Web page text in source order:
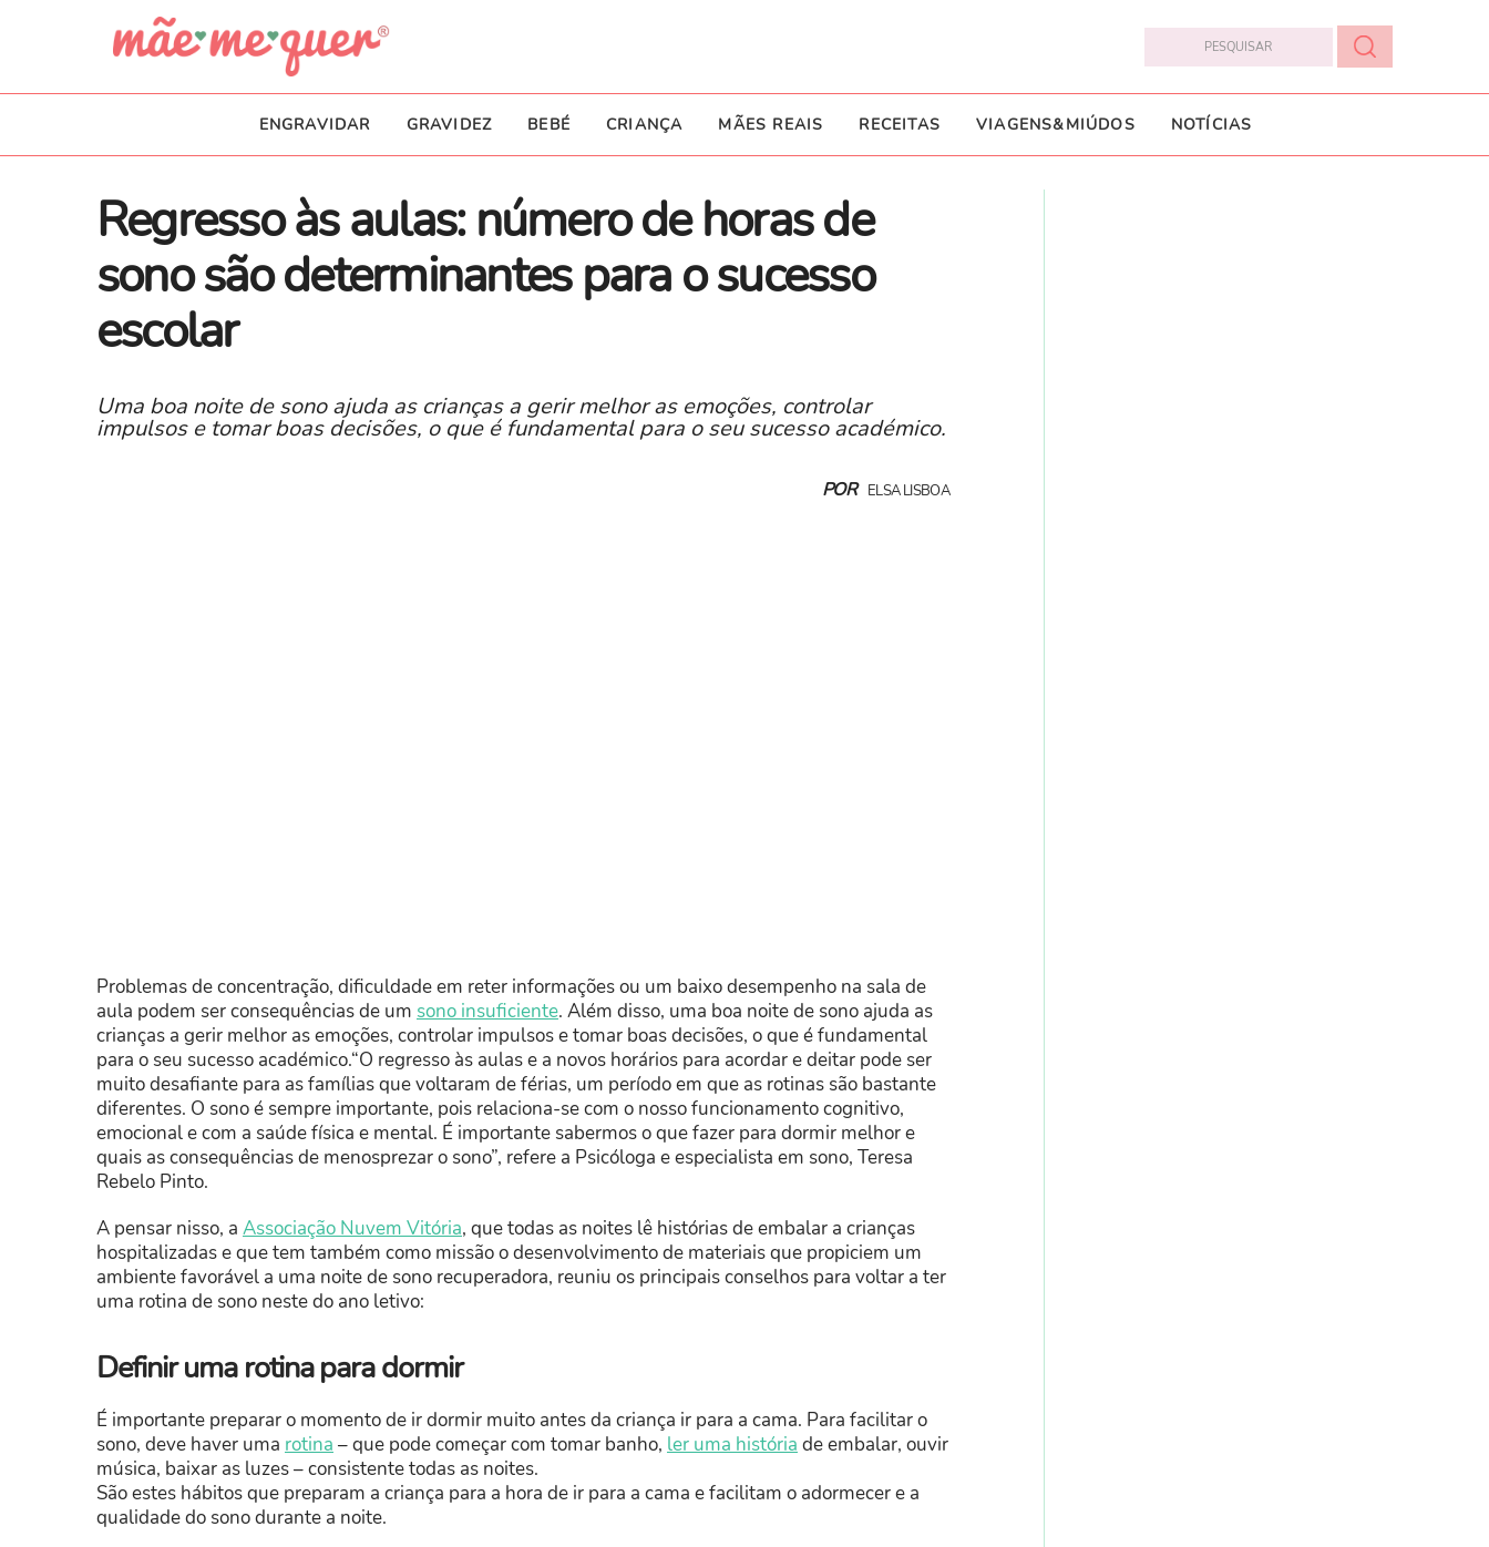
ENGRAVIDAR GRAVIDEZ BEBÉ CRIANÇA MÃES REAIS RECEITAS VIAGENS&MIÚDOS NOTÍCIAS
Regresso às aulas: número de horas de
sono são determinantes para o sucesso
escolar
Uma boa noite de sono ajuda as crianças a gerir melhor as emoções, controlar
impulsos e tomar boas decisões, o que é fundamental para o seu sucesso académico.
POR ELSA LISBOA
Problemas de concentração, dificuldade em reter informações ou um baixo desempenho na sala de
aula podem ser consequências de um sono insuficiente. Além disso, uma boa noite de sono ajuda as
crianças a gerir melhor as emoções, controlar impulsos e tomar boas decisões, o que é fundamental
para o seu sucesso académico.“O regresso às aulas e a novos horários para acordar e deitar pode ser
muito desafiante para as famílias que voltaram de férias, um período em que as rotinas são bastante
diferentes. O sono é sempre importante, pois relaciona-se com o nosso funcionamento cognitivo,
emocional e com a saúde física e mental. É importante sabermos o que fazer para dormir melhor e
quais as consequências de menosprezar o sono”, refere a Psicóloga e especialista em sono, Teresa
Rebelo Pinto.
A pensar nisso, a Associação Nuvem Vitória, que todas as noites lê histórias de embalar a crianças
hospitalizadas e que tem também como missão o desenvolvimento de materiais que propiciem um
ambiente favorável a uma noite de sono recuperadora, reuniu os principais conselhos para voltar a ter
uma rotina de sono neste do ano letivo:
Definir uma rotina para dormir
É importante preparar o momento de ir dormir muito antes da criança ir para a cama. Para facilitar o
sono, deve haver uma rotina – que pode começar com tomar banho, ler uma história de embalar, ouvir
música, baixar as luzes – consistente todas as noites.
São estes hábitos que preparam a criança para a hora de ir para a cama e facilitam o adormecer e a
qualidade do sono durante a noite.